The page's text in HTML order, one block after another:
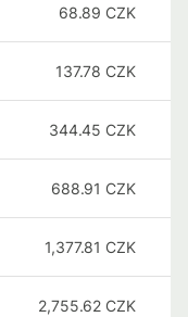
68.89 CZK
137.78 CZK
344.45 CZK
688.91 CZK
1,377.81 CZK
2,755.62 CZK